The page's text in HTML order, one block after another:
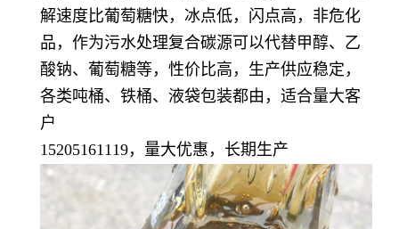
解速度比葡萄糖快，冰点低，闪点高，非危化
品，作为污水处理复合碳源可以代替甲醇、乙
酸钠、葡萄糖等，性价比高，生产供应稳定，
各类吨桶、铁桶、液袋包装都由，适合量大客
户
15205161119，量大优惠，长期生产